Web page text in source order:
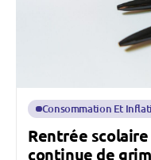
Consommation Et
Rentrée
continue de